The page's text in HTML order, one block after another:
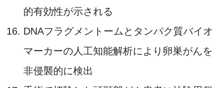
的有効性が示される
DNAフラグメントームとタンパク質バイオ
マーカーの人工知能解析により卵巣がんを
非侵襲的に検出